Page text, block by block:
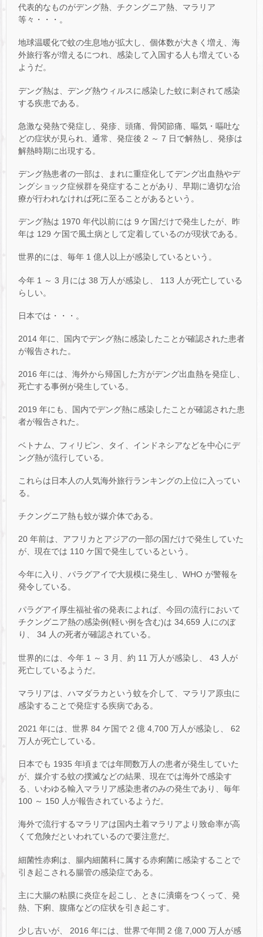
代表的なものがデング熱、チクングニア熱、マラリア
等々・・・。
地球温暖化で蚊の生息地が拡大し、個体数が大きく増え、海
外旅行客が増えるにつれ、感染して入国する人も増えている
ようだ。
デング熱は、デング熱ウィルスに感染した蚊に刺されて感染
する疾患である。
急激な発熱で発症し、発疹、頭痛、骨関節痛、嘔気・嘔吐な
どの症状が見られ、通常、発症後 2 ～ 7 日で解熱し、発疹は
解熱時期に出現する。
デング熱患者の一部は、まれに重症化してデング出血熱やデ
ングショック症候群を発症することがあり、早期に適切な治
療が行われなければ死に至ることがあるという。
デング熱は 1970 年代以前には 9 ケ国だけで発生したが、昨
年は 129 ケ国で風土病として定着しているのが現状である。
世界的には、毎年 1 億人以上が感染しているという。
今年 1 ～ 3 月には 38 万人が感染し、 113 人が死亡している
らしい。
日本では・・・。
2014 年に、国内でデング熱に感染したことが確認された患者
が報告された。
2016 年には、海外から帰国した方がデング出血熱を発症し、
死亡する事例が発生している。
2019 年にも、国内でデング熱に感染したことが確認された患
者が報告された。
ベトナム、フィリピン、タイ、インドネシアなどを中心にデ
ング熱が流行している。
これらは日本人の人気海外旅行ランキングの上位に入ってい
る。
チクングニア熱も蚊が媒介体である。
20 年前は、アフリカとアジアの一部の国だけで発生していた
が、現在では 110 ケ国で発生しているという。
今年に入り、パラグアイで大規模に発生し、WHO が警報を
発令している。
パラグアイ厚生福祉省の発表によれば、今回の流行において
チクングニア熱の感染例(軽い例を含む)は 34,659 人にのぼ
り、 34 人の死者が確認されている。
世界的には、今年 1 ～ 3 月、約 11 万人が感染し、 43 人が
死亡しているようだ。
マラリアは、ハマダラカという蚊を介して、マラリア原虫に
感染することで発症する疾病である。
2021 年には、世界 84 ケ国で 2 億 4,700 万人が感染し、 62
万人が死亡している。
日本でも 1935 年頃までは年間数万人の患者が発生していた
が、媒介する蚊の撲滅などの結果、現在では海外で感染す
る、いわゆる輸入マラリア感染患者のみの発生であり、毎年
100 ～ 150 人が報告されているようだ。
海外で流行するマラリアは国内土着マラリアより致命率が高
くて危険だといわれているので要注意だ。
細菌性赤痢は、腸内細菌科に属する赤痢菌に感染することで
引き起こされる腸管の感染症である。
主に大腸の粘膜に炎症を起こし、ときに潰瘍をつくって、発
熱、下痢、腹痛などの症状を引き起こす。
少し古いが、 2016 年には、世界で年間 2 億 7,000 万人が感